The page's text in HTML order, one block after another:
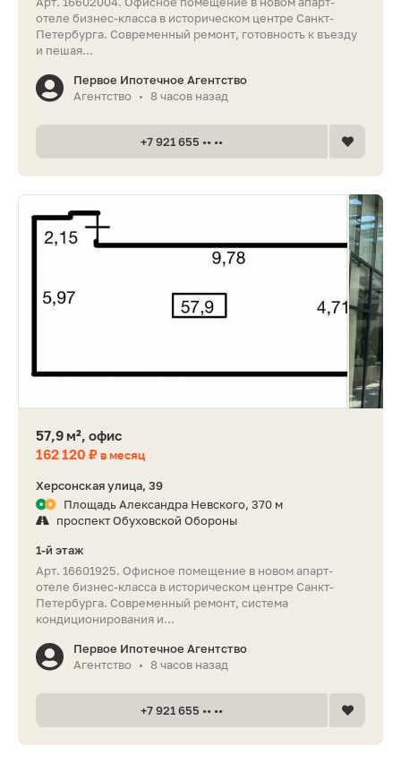
отеле бизнес-класса в историческом центре Санкт-
Петербурга. Современный ремонт, готовность к въезду
и пешая...
Первое Ипотечное Агентство
Агентство
• 8 часов назад
+7 921 655 •• ••
57,9 м², офис
162 120 ₽в месяц
Херсонская улица, 39
Площадь Александра Невского, 370 м
проспект Обуховской Обороны
1-й этаж
Арт. 16601925. Офисное помещение в новом апарт-
отеле бизнес-класса в историческом центре Санкт-
Петербурга. Современный ремонт, система
кондиционирования и...
Первое Ипотечное Агентство
Агентство
• 8 часов назад
+7 921 655 •• ••